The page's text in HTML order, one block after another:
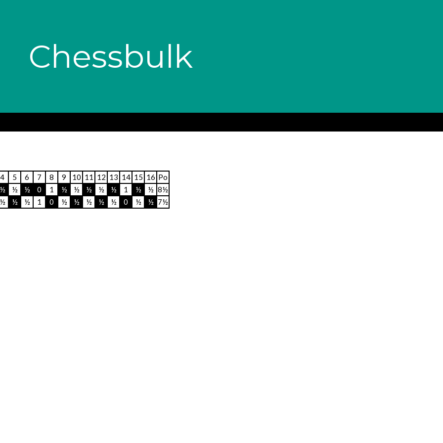
Chessbulk
4 5 6 7 8 9 10 11 12 13 14 15 16 Po
½ ½ ½ 0 1 ½ ½ ½ ½ ½ 1 ½ ½ 8½
½ ½ ½ 1 0 ½ ½ ½ ½ ½ 0 ½ ½ 7½